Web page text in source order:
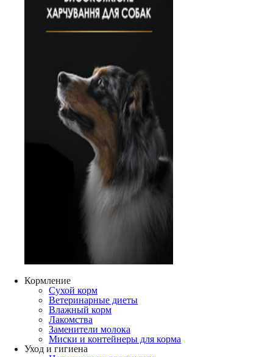
Кормление
Сухой корм
Ветеринарные диеты
Влажный корм
Лакомства
Заменители молока
Миски и контейнеры для корма
Уход и гигиена